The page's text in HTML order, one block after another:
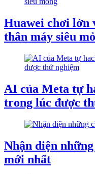
Huawei chơi lớn
thân máy siêu
AI của Meta tự
trong lúc được
Nhận diện
mới nhất